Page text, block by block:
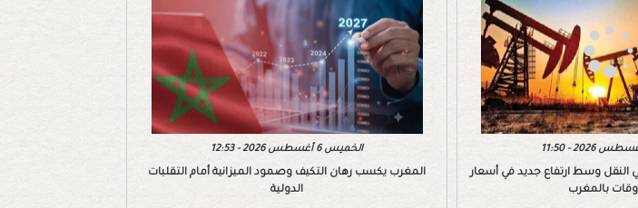
الخميس 6 أغسطس 2026 - 12:53
المغرب يكسب رهان التكيف وصمود الميزانية أمام التقلبات
الدولية
النقل وسط ارتفاع جديد في أسعار
بالمغرب